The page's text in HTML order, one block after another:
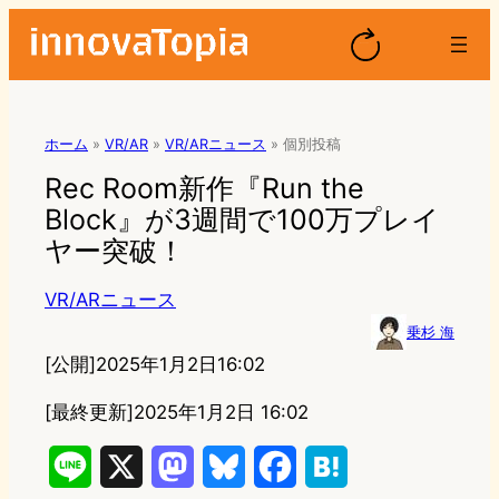
ホーム » VR/AR » VR/ARニュース » 個別投稿
Rec Room新作『Run the
Block』が3週間で100万プレイ
ヤー突破！
VR/ARニュース
乗杉 海
[公開]2025年1月2日16:02
[最終更新]2025年1月2日 16:02